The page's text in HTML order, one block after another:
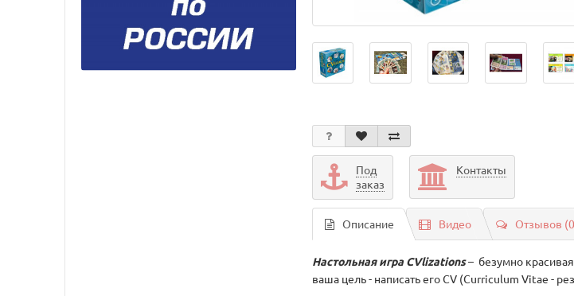
Под
заказ
Контакты
Описание Видео Отзывов
Настольная игра CVlizations– безумно
ваша цель - написать его CV (Curriculum Vitae -